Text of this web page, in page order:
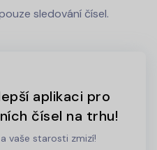
sledování čísel.
aplikaci pro
čísel na trhu!
vaše starosti zmizí!